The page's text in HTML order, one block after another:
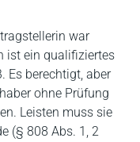
war
ist ein qualifiziertes
Es berechtigt, aber
ohne Prüfung
Leisten muss sie
(§ 808 Abs. 1, 2